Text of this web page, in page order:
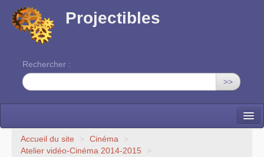
Projectibles
Rechercher :
>>
La ruche
Accueil du site > Cinéma
>
Atelier vidéo-Cinéma 2014-2015
>